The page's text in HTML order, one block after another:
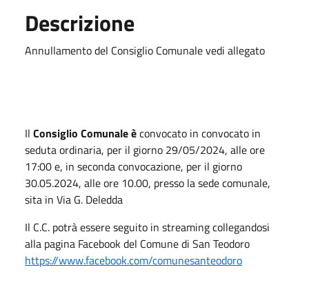
Descrizione
Annullamento del Consiglio Comunale vedi allegato
Il Consiglio Comunale èconvocato in convocato in
seduta ordinaria, per il giorno 29/05/2024, alle ore
17:00 e, in seconda convocazione, per il giorno
30.05.2024, alle ore 10.00, presso la sede comunale,
sita in Via G. Deledda
Il C.C. potrà essere seguito in streaming collegandosi
alla pagina Facebook del Comune di San Teodoro
https://www.facebook.com/comunesanteodoro